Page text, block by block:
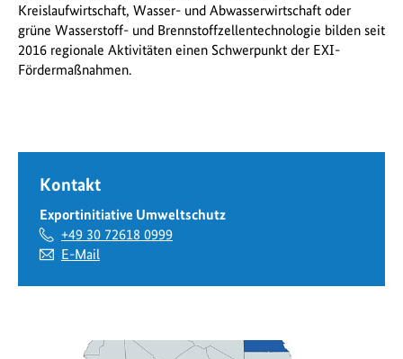
Kreislaufwirtschaft, Wasser- und Abwasserwirtschaft oder
grüne Wasserstoff- und Brennstoffzellentechnologie bilden seit
2016 regionale Aktivitäten einen Schwerpunkt der EXI-
Fördermaßnahmen.
Kontakt
Exportinitiative Umweltschutz
+49 30 72618 0999
E-Mail